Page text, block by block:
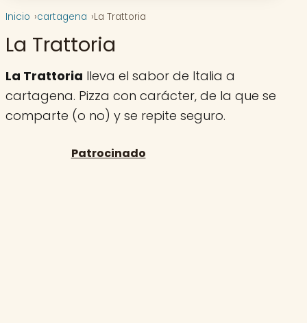
Inicio cartagena La Trattoria
La Trattoria
La Trattoria lleva el sabor de Italia a
cartagena. Pizza con carácter, de la que se
comparte (o no) y se repite seguro.